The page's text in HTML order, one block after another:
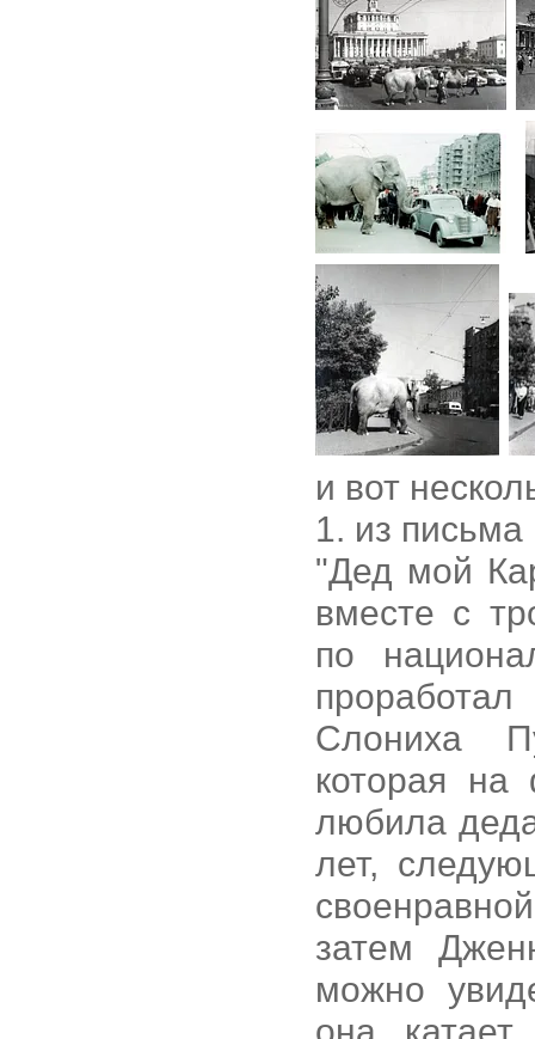
и вот
1. из
"Дед мой
вместе с
по
Слониха
которая
любила
лет,
затем
можно